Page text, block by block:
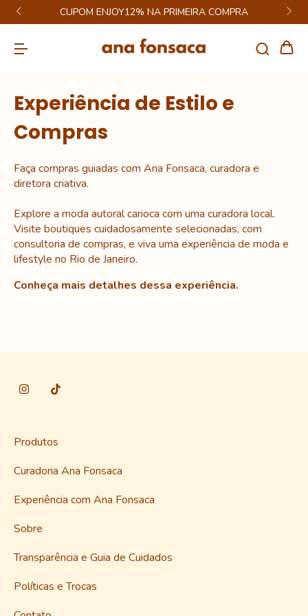
CUPOM ENJOY12% NA PRIMEIRA COMPRA
Experiência de Estilo e
Compras
Faça compras guiadas com Ana Fonsaca, curadora e
diretora criativa.
Explore a moda autoral carioca com uma curadora local.
Visite boutiques cuidadosamente selecionadas, com
consultoria de compras, e viva uma experiência de moda e
lifestyle no Rio de Janeiro.
Conheça mais detalhes dessa experiência.
Produtos
Curadoria Ana Fonsaca
Experiência com Ana Fonsaca
Sobre
Transparência e Guia de Cuidados
Políticas e Trocas